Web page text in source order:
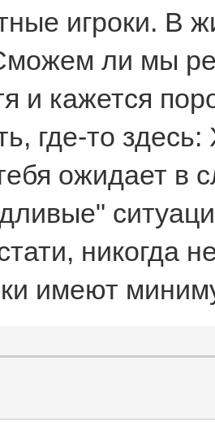
игроки. В
ли мы
и кажется
где-то
ожидает в
никогда
имеют